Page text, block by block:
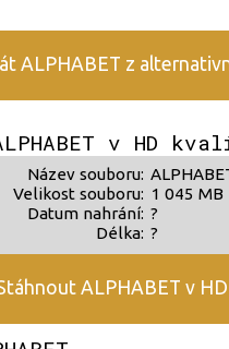
ALPHABET z
v HD
Název souboru:
Velikost souboru:
Datum nahrání:
Délka:
1 045 MB
?
?
ALPHABET v